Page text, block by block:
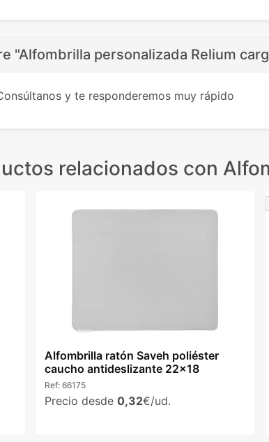
"Alfombrilla personalizada Relium
y te responderemos muy rápido
relacionados con
Alfombrilla ratón Saveh poliéster
caucho antideslizante 22x18
Ref: 66175
Precio desde 0,32€/ud.